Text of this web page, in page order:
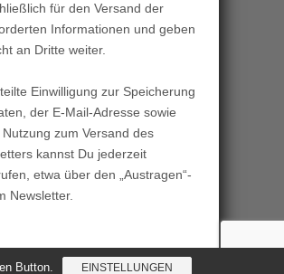
für den Versand der
Informationen und geben
an Dritte weiter.
Einwilligung zur Speicherung
der E-Mail-Adresse sowie
zum Versand des
kannst Du jederzeit
etwa über den „Austragen“-
Newsletter.
Button. EINSTELLUNGEN